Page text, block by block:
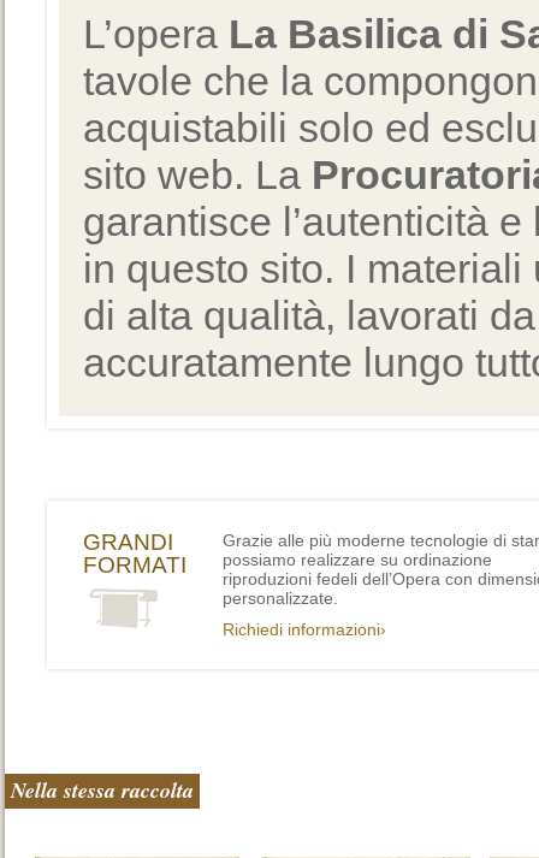
L’opera La Basilica di
tavole che la
acquistabili solo ed
sito web. La
garantisce l’autenticità
in questo sito. I
di alta qualità, lavorati
accuratamente lungo
GRANDI
FORMATI
Grazie alle più moderne tecnologie di
possiamo realizzare su ordinazione
riproduzioni fedeli dell’Opera con
personalizzate.
Richiedi informazioni›
Nella stessa raccolta